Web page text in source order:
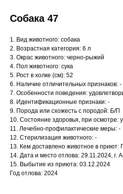
Собака 47
1. Вид животного: собака
2. Возрастная категория: 6 л
3. Окрас животного: черно-рыжий
4. Пол животного: сука
5. Рост в холке (см): 52
6. Наличие отличительных признаков: -
7. Особенности поведения:
8. Идентификационные признаки: -
9. Порода или схожесть с породой: Б/П
10. Состояние здоровья, при осмотре:
11. Лечебно-профилактические меры: -
12. Стерилизация животного: -
13. Кем доставлено животное в
14. Дата и место отлова: 29.11.2024, г.
15. Выбытие из приюта: 03.12.2024
Год отлова: 2024